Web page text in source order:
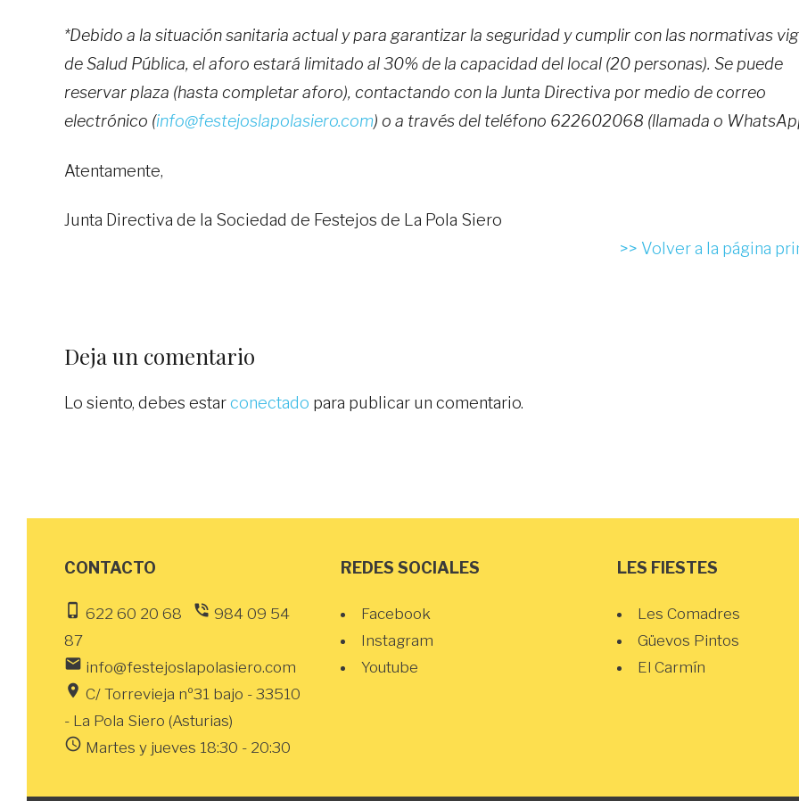
*Debido a la situación sanitaria actual y para garantizar la seguridad y cumplir con las normativas
de Salud Pública, el aforo estará limitado al 30% de la capacidad del local (20 personas). Se puede
reservar plaza (hasta completar aforo), contactando con la Junta Directiva por medio de correo
electrónico (info@festejoslapolasiero.com) o a través del teléfono 622602068 (llamada o
Atentamente,
Junta Directiva de la Sociedad de Festejos de La Pola Siero
>> Volver a la página
Deja un comentario
Lo siento, debes estarconectado para publicar un comentario.
CONTACTO
phone_iphone 622 60 20 68 phone_in_talk 984 09 54
87
email info@festejoslapolasiero.com
location_on C/ Torrevieja nº31 bajo - 33510
- La Pola Siero (Asturias)
schedule Martes y jueves 18:30 - 20:30
REDES SOCIALES
Facebook
Instagram
Youtube
LES FIESTES
Les Comadres
Güevos Pintos
El Carmín